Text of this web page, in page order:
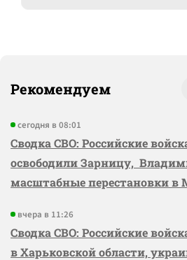
Рекомендуем
сегодня в 08:01
Сводка СВО: Российские
освободили Зарницу,
масштабные перестановки в
вчера в 11:26
Сводка СВО: Российские
в Харьковской области,